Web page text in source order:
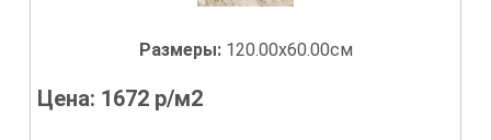
Размеры: 120.00x60.00см
Цена: 1672 р/м2